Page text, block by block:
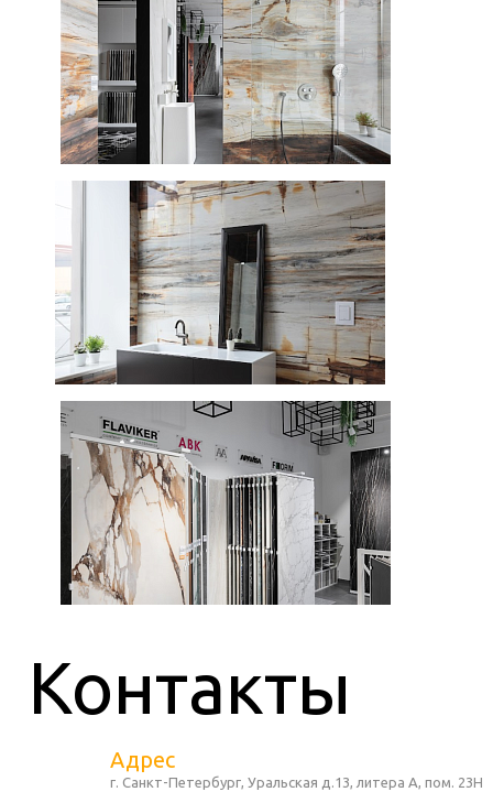
Контакты
Адрес
г. Санкт-Петербург, Уральская д.13, литера А, пом. 23Н